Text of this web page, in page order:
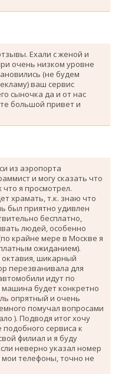
Ехали с женой и
очень низком уровне
(не будем
ваш сервис
сыночка да и от нас
большой привет и
из аэропорта
и могу сказать что
что я просмотрел.
храмать, т.к. знаю что
был приятно удивлен
бесплатно,
людей, особенно
крайне мере в Москве я
ожиданием).
шикарный
перезванивала для
идут по
будет конкретно
опрятный и очень
помучал вопросами
). Подводя итог хочу
подобного сервиса к
филиал и я буду
неверно указал номер
мои телефоны, точно не